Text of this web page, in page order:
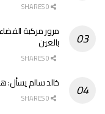
مرور مركبة
بالعين
خالد سالم يسأل: